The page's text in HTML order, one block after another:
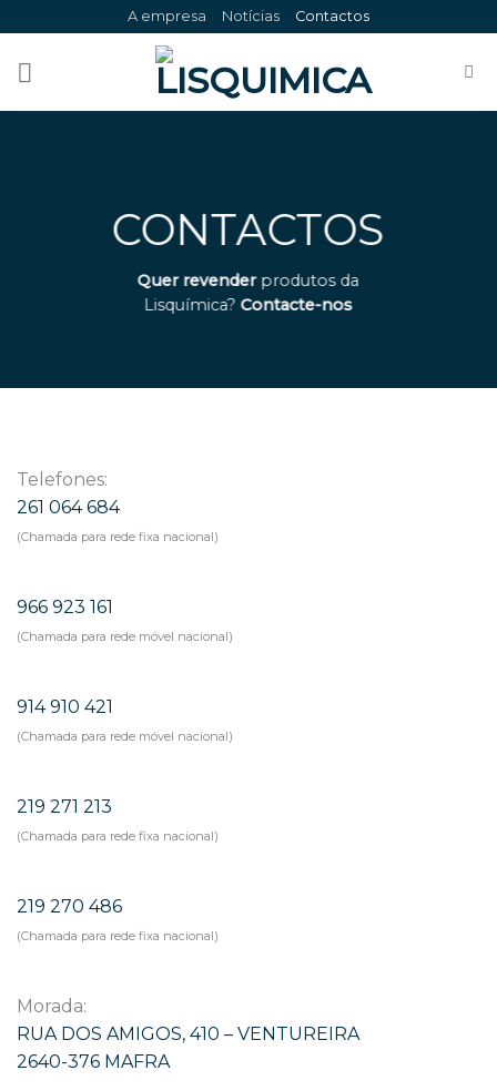
to
content
A empresa Notícias Contactos
CONTACTOS
Quer revenderprodutos da
Lisquímica? Contacte-nos
Telefones:
261 064 684
(Chamada para rede fixa nacional)
966 923 161
(Chamada para rede móvel nacional)
914 910 421
(Chamada para rede móvel nacional)
219 271 213
(Chamada para rede fixa nacional)
219 270 486
(Chamada para rede fixa nacional)
Morada:
RUA DOS AMIGOS, 410 – VENTUREIRA
2640-376 MAFRA